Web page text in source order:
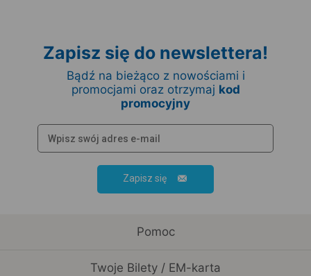
Zapisz się do newslettera!
Bądź na bieżąco z nowościami i
promocjami oraz otrzymaj kod
promocyjny
Zapisz się
Pomoc
Twoje Bilety / EM-karta